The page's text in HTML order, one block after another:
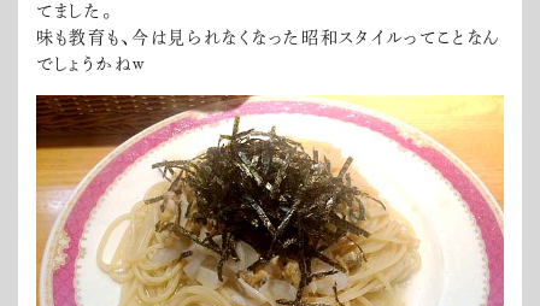
てました。
味も教育も、今は見られなくなった昭和スタイルってことなん
でしょうかねw